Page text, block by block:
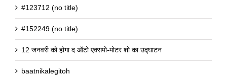
#123712 (no title)
#152249 (no title)
12 जनवरी को होगा द ऑटो एक्सपो-मोटर शो का उद्घाटन
baatnikalegitoh